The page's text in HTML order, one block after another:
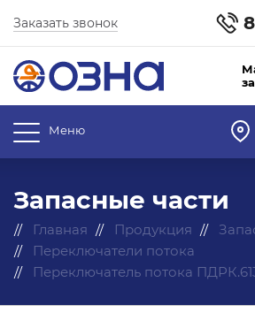
Заказать звонок
Меню
Запасные части
Главная Продукция
Переключатели потока
Переключатель потока